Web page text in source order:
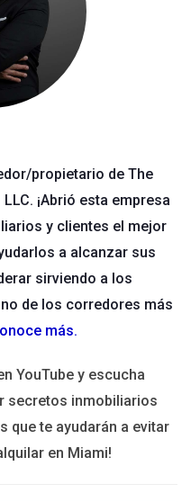
a la competencia y a la
contratos más largos
más bajas, mientras que los
un porcentaje
en el porcentaje de la
con más
consolidada pueden
y vendedores
un impacto directo en la
una comisión más alta
lo que puede llevar a fijar
este costo. Por otro lado,
la comisión como
propietario de The
¡Abrió esta empresa
y clientes el mejor
a alcanzar sus
sirviendo a los
de los corredores más
más.
YouTube y escucha
secretos inmobiliarios
que te ayudarán a evitar
en Miami!